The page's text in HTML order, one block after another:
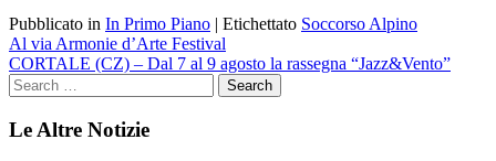
Pubblicato in In Primo Piano | Etichettato Soccorso Alpino
Navigazione
articoli
Al via Armonie d’Arte Festival
CORTALE (CZ) – Dal 7 al 9 agosto la rassegna “Jazz&Vento”
Le Altre Notizie